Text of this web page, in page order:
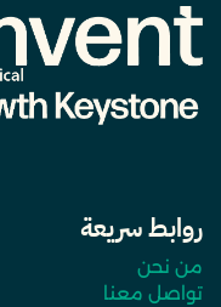
روابط سريعة
من نحن
تواصل معنا